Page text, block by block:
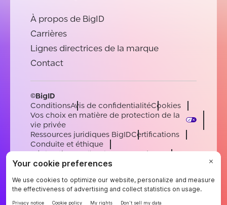
À propos de BigID
Carrières
Lignes directrices de la marque
Contact
©BigID
ConditionsAvis de confidentialitéCookies
Vos choix en matière de protection de la
vie privée
Ressources juridiques BigIDCertifications
Conduite et éthique
Sous-processeursSoutien
EnglishGermanFrenchSpanishPortuguese